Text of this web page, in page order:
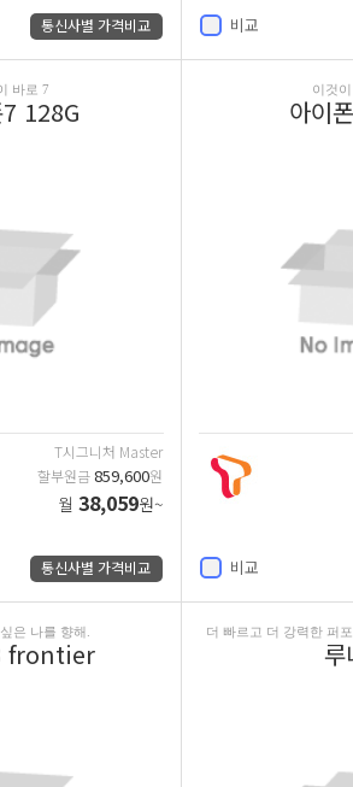
통신사별 가격비교 비교
바로 7
128G
T시그니처 Master
할부원금859,600원
월 38,059원~
통신사별 가격비교
이것
아이
비교
은 나를 향해.
frontier
더 빠르고 더 강력한 퍼
루